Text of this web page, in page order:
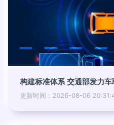
构建标准体系 交通部发力
更新时间：2026-08-06